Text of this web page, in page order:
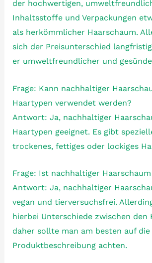
der hochwertigen,
Inhaltsstoffe und Verpackungen
als herkömmlicher Haarschaum.
sich der Preisunterschied
er umweltfreundlicher und
Frage: Kann nachhaltiger
Haartypen verwendet werden?
Antwort: Ja, nachhaltiger
Haartypen geeignet. Es gibt
trockenes, fettiges oder lockiges
Frage: Ist nachhaltiger Haarschaum
Antwort: Ja, nachhaltiger
vegan und tierversuchsfrei.
hierbei Unterschiede zwischen den
daher sollte man am besten auf die
Produktbeschreibung achten.